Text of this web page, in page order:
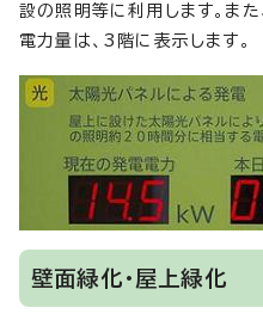
設の照明等に利用します。ま
電力量は、3階に表示します。
壁面緑化・屋上緑化